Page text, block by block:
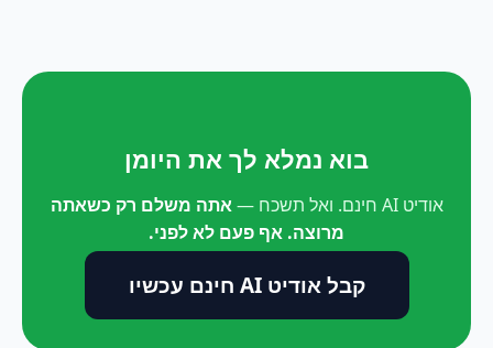
בוא נמלא לך את היומן
אודיט AI חינם. ואל תשכח —
אתה משלם רק כשאתה
מרוצה. אף פעם לא לפני.
קבל אודיט AI חינם עכשיו